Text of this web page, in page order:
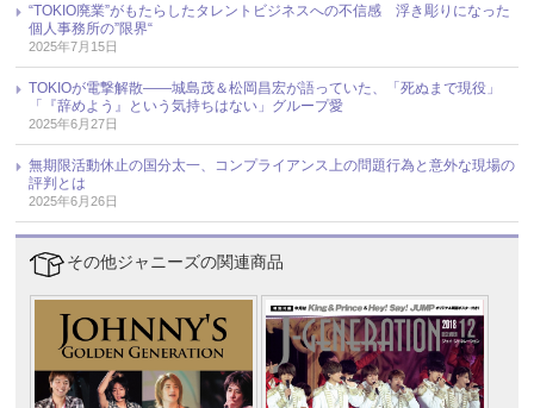
“TOKIO廃業”がもたらしたタレントビジネスへの不信感 浮き彫りになった
個人事務所の”限界“
2025年7月15日
TOKIOが電撃解散――城島茂＆松岡昌宏が語っていた、「死ぬまで現役」
「『辞めよう』という気持ちはない」グループ愛
2025年6月27日
無期限活動休止の国分太一、コンプライアンス上の問題行為と意外な現場の
評判とは
2025年6月26日
その他ジャニーズの関連商品